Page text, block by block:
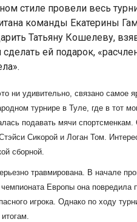
стиле провели весь
команды Екатерины
Татьяну Кошелеву,
ей подарок,
ни удивительно, связано самое
турнире в Туле, где в тот
подавать мячи
Сикорой и Логан Том.
сборной.
травмирована. В начале
Европы она повредила
игрока. Однако по ходу